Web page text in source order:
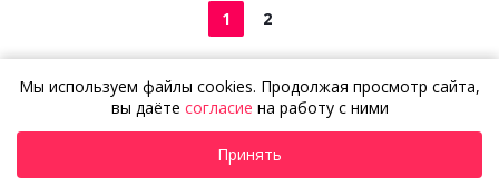
1 2
Не нашли То Самое?
Создайте эксклюзивное
по собственному дизайну!
Мы используем файлы cookies. Продолжая просмотр сайта,
вы даёте согласие на работу с ними
Принять